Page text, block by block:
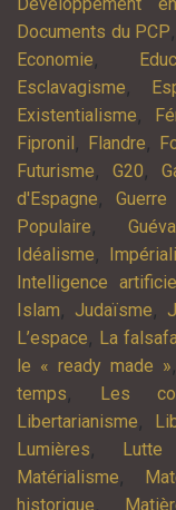
Documents du PCP,
Economie,
Esclavagisme,
Existentialisme,
Fipronil , Flandre,
Futurisme, G20,
d'Espagne,
Populaire,
Idéalisme,
Intelligence
Islam, Judaïsme,
L’espace, La
le « ready made »,
temps, Les
Libertarianisme,
Lumières,
Matérialisme,
historique